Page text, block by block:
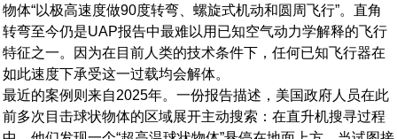
物体“以极高速度做90度转弯、螺旋式机动和圆周飞行”。直角
转弯至今仍是UAP报告中最难以用已知空气动力学解释的飞行
特征之一。因为在目前人类的技术条件下，任何已知飞行器在
如此速度下承受这一过载均会解体。
最近的案例则来自2025年。一份报告描述，美国政府人员在此
前多次目击球状物体的区域展开主动搜索：在直升机搜寻过程